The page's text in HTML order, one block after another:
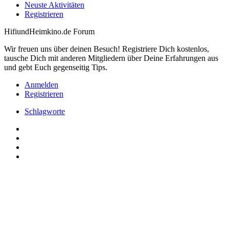
Neuste Aktivitäten
Registrieren
HifiundHeimkino.de Forum
Wir freuen uns über deinen Besuch! Registriere Dich kostenlos,
tausche Dich mit anderen Mitgliedern über Deine Erfahrungen aus
und gebt Euch gegenseitig Tips.
Anmelden
Registrieren
Schlagworte